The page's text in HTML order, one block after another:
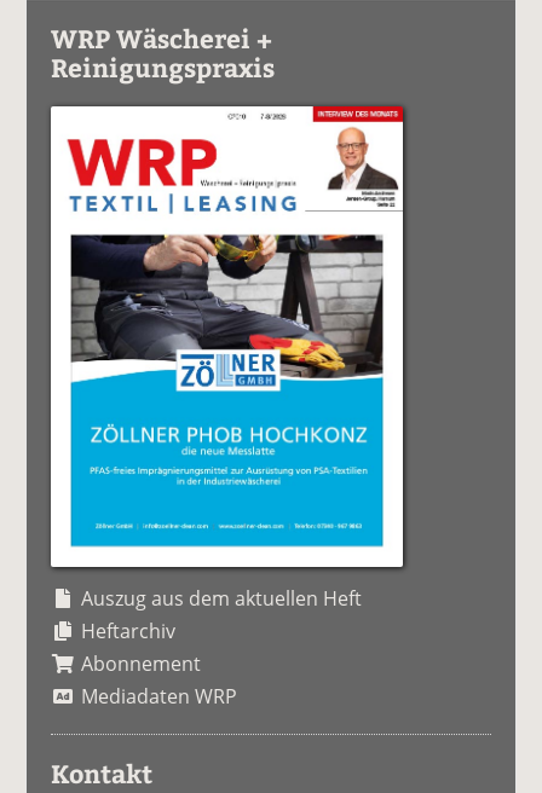
WRP Wäscherei +
Reinigungspraxis
Auszug aus dem aktuellen Heft
Heftarchiv
Abonnement
Mediadaten WRP
Kontakt